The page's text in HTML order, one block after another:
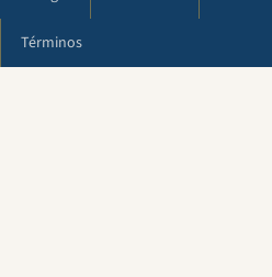
Términos